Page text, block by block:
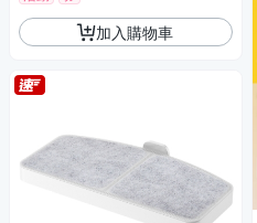
加入購物車